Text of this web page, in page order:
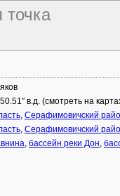
точка
в.д. (смотреть на
, Серафимовичский
, Серафимовичский
, бассейн реки Дон,